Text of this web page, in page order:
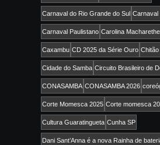
Carnaval do Rio Grande do Sul Carnaval
Carnaval Paulistano Carolina Macharethe
Caxambu CD 2025 da Série Ouro
Cidade do Samba Circuito Brasileiro de
CONASAMBA CONASAMBA 2026
Corte Momesca 2025 Corte momesca
Cultura Guaratingueta Cunha SP
Dani Sant’Anna é a nova Rainha de